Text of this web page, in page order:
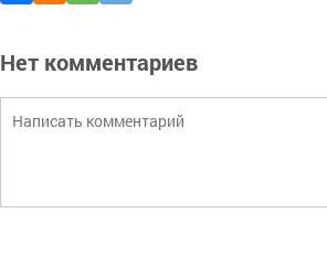
Нет комментариев